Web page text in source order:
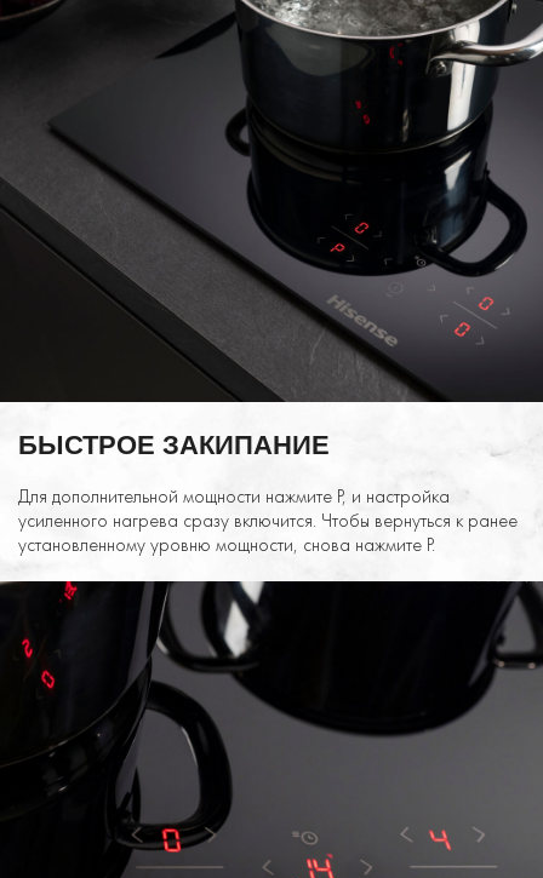
БЫСТРОЕ ЗАКИПАНИЕ
Для дополнительной мощности нажмите P, и настройка
усиленного нагрева сразу включится. Чтобы вернуться к ранее
установленному уровню мощности, снова нажмите P.